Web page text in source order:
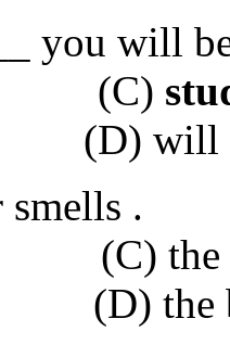
you will
(C)
(D) will
.
the
the